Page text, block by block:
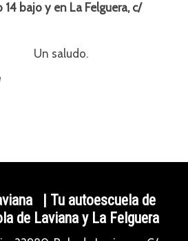
14 bajo y en La Felguera, c/
| Tu autoescuela de
de Laviana y La Felguera